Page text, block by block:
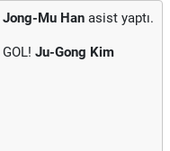
Jong-Mu Han asist yaptı.
GOL! Ju-Gong Kim